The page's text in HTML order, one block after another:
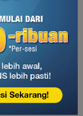
seperti Street
boleh saja
berbelanja
orang yang
bekas adalah
bawah.